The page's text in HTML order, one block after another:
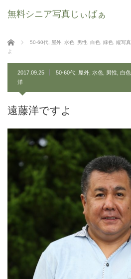
無料シニア写真じぃばぁ
ホーム 50-60代 屋外 水色 男性 白色 緑色 縦写真
よ
2017.09.25 50-60代 屋外 水色 男性 白色
洋
遠藤洋ですよ